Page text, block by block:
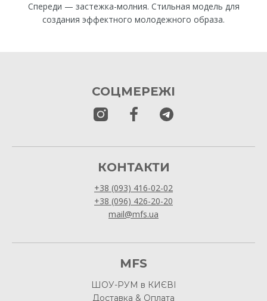
Спереди — застежка-молния. Стильная модель для
создания эффектного молодежного образа.
СОЦМЕРЕЖІ
КОНТАКТИ
+38 (093) 416-02-02
+38 (096) 426-20-20
mail@mfs.ua
MFS
ШОУ-РУМ в КИЄВІ
Доставка & Оплата